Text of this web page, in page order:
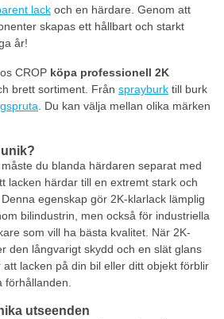
lack och en härdare. Genom att
skapas ett hållbart och starkt
år!
CROP köpa professionell 2K
brett sortiment. Från sprayburk till burk
. Du kan välja mellan olika märken
du blanda härdaren separat med
lacken härdar till en extremt stark och
egenskap gör 2K-klarlack lämplig
bilindustrin, men också för industriella
som vill ha bästa kvalitet. När 2K-
den långvarigt skydd och en slät glans
lacken på din bil eller ditt objekt förblir
utseenden